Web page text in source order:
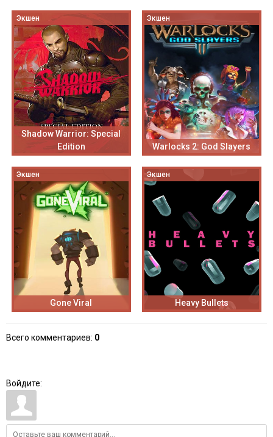
Экшен
Shadow Warrior: Special
Edition
Экшен
Warlocks 2: God Slayers
Экшен
Gone Viral
Экшен
Heavy Bullets
Всего комментариев: 0
Войдите: